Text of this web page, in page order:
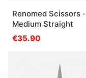
Renomed Scissors -
Medium Straight
€35.90